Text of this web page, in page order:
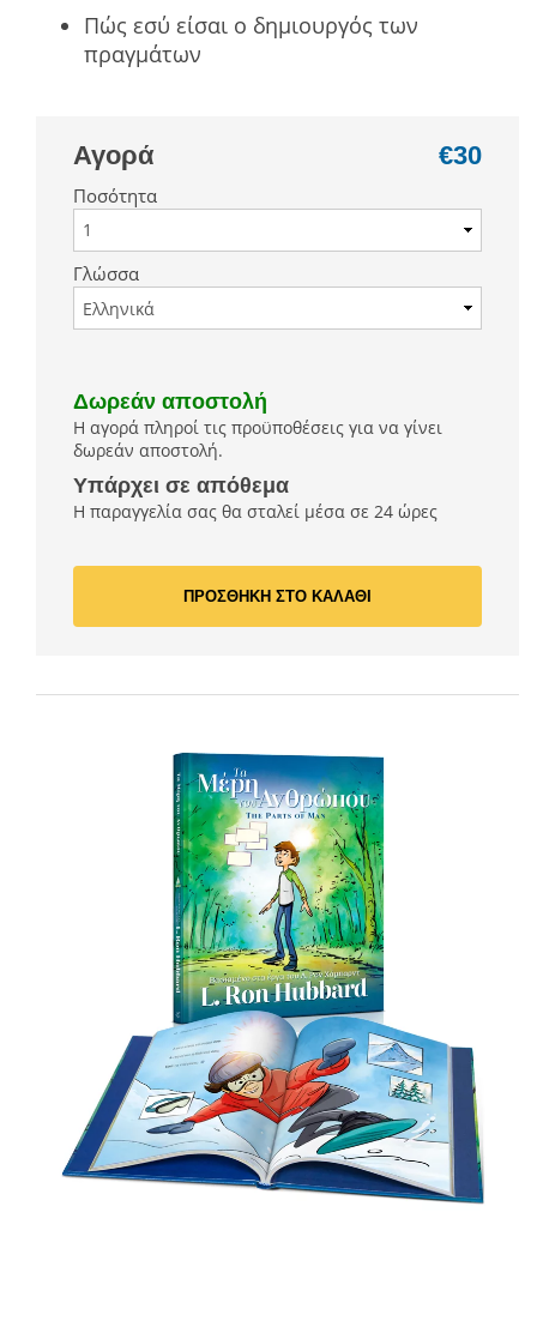
Πώς εσύ είσαι ο δημιουργός των
πραγμάτων
Αγορά €30
Ποσότητα
Γλώσσα
Δωρεάν αποστολή
Η αγορά πληροί τις προϋποθέσεις για να γίνει
δωρεάν αποστολή.
Υπάρχει σε απόθεμα
Η παραγγελία σας θα σταλεί μέσα σε 24 ώρες
ΠΡΟΣΘΗΚΗ ΣΤΟ ΚΑΛΑΘΙ